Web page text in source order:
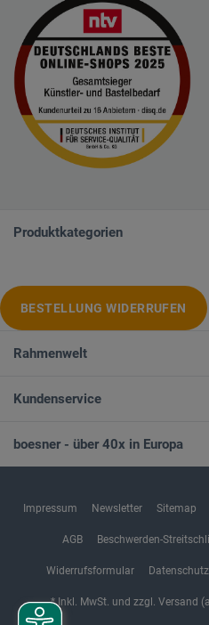
Produktkategorien
BESTELLUNG WIDERRUFEN
Rahmenwelt
Kundenservice
boesner - über 40x in Europa
Impressum Newsletter Sitemap
AGB Beschwerden-
Widerrufsformular Datenschutz
* Inkl. MwSt. und zzgl. Versand